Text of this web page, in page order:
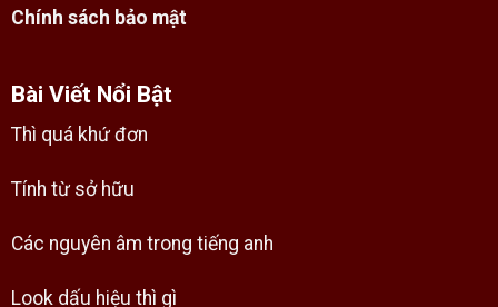
Chính sách bảo mật
Bài Viết Nổi Bật
Thì quá khứ đơn
Tính từ sở hữu
Các nguyên âm trong tiếng anh
Look dấu hiệu thì gì